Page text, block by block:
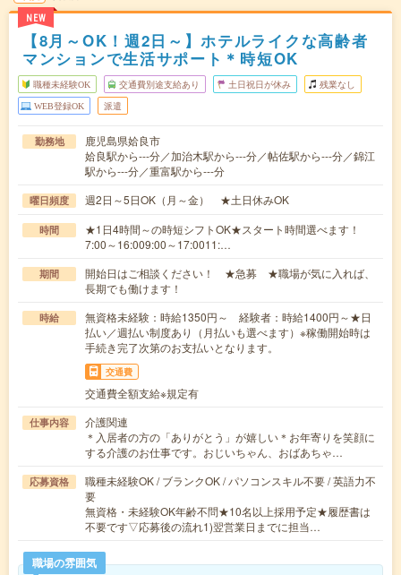
NEW
【8月～OK！週2日～】ホテルライクな高齢者
マンションで生活サポート＊時短OK
職種未経験OK 交通費別途支給あり 土日祝日が休み 残業なし
WEB登録OK 派遣
勤務地
鹿児島県姶良市
姶良駅から---分／加治木駅から---分／帖佐駅から---分／錦江
駅から---分／重富駅から---分
曜日頻度 週2日～5日OK（月～金） ★土日休みOK
時間
★1日4時間～の時短シフトOK★スタート時間選べます！
7:00～16:009:00～17:0011:…
期間
開始日はご相談ください！ ★急募 ★職場が気に入れば、
長期でも働けます！
時給
無資格未経験：時給1350円～ 経験者：時給1400円～★日
払い／週払い制度あり（月払いも選べます）※稼働開始時は
手続き完了次第のお支払いとなります。
交通費
交通費全額支給※規定有
仕事内容
介護関連
＊入居者の方の「ありがとう」が嬉しい＊お年寄りを笑顔に
する介護のお仕事です。おじいちゃん、おばあちゃ…
応募資格
職種未経験OK / ブランクOK / パソコンスキル不要 / 英語力不
要
無資格・未経験OK年齢不問★10名以上採用予定★履歴書は
不要です▽応募後の流れ1)翌営業日までに担当…
職場の雰囲気